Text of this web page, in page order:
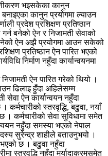
भइसकेका कानुन
कानुन प्रयोगमा ल्याउन
प्रदेश प्रशिक्षण प्रतिष्ठान
बनेको ऐन र निजामती सेवाको
ऐन अझै प्रयोगमा आउन सकेको
प्रतिष्ठान ऐन पारित भएको
निर्माण नहुँदा कार्यान्वयनमा
ऐन पारित गरेको थियो ।
ढिलाइ हुँदा अहिलेसम्म
सेवा ऐन कार्यान्वयन नहुँदा
कर्मचारीको स्तरवृद्धि, बढुवा, नयाँ
। कर्मचारीको सेवा सुविधामा समेत
नहुँदा समस्या भएको नेपाल
सुरेन्द्र शाहीले बताउनुभयो ।
छ । बढुवा नहुँदा
स्तरवृद्धि नहुँदा मर्यादाक्रमसमेत